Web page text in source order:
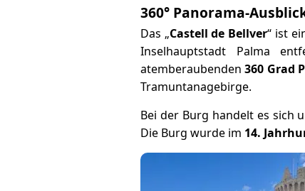
360° Panorama-
Das „Castell de Bellver“ ist
Inselhauptstadt Palma
atemberaubenden360 Grad
Tramuntanagebirge.
Bei der Burg handelt es sich
Die Burg wurde im 14.